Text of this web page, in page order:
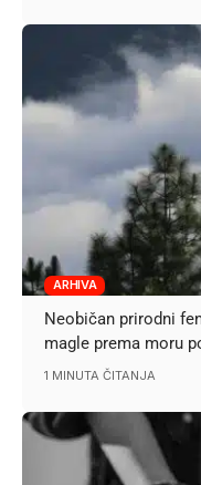
ARHIVA
Neobičan prirodni
magle prema moru
1 MINUTA ČITANJA